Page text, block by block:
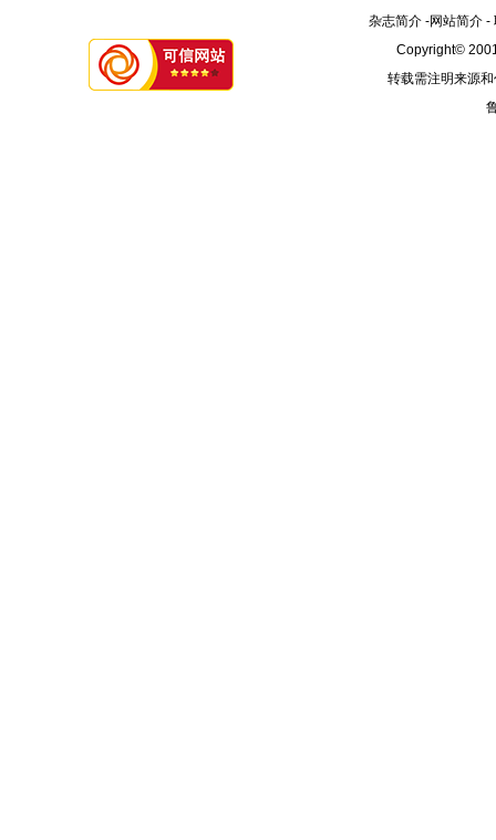
杂志简介-网站简介-
Copyright©
转载需注明来源